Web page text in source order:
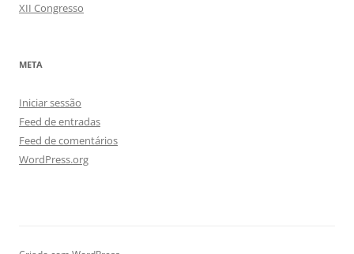
XII Congresso
META
Iniciar sessão
Feed de entradas
Feed de comentários
WordPress.org